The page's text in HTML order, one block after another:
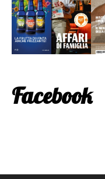
Facebook